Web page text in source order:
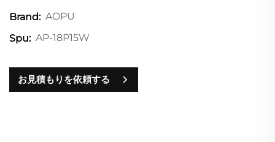
Brand: AOPU
Spu: AP-18P15W
お見積もりを依頼する